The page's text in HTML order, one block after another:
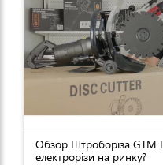
Обзор Штроборіза GTM
електрорізи на ринку?